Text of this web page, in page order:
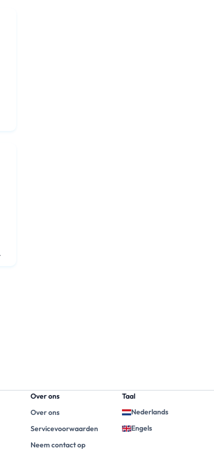
Over ons
Over ons
Servicevoorwaarden
Neem contact op
Taal
Nederlands
Engels